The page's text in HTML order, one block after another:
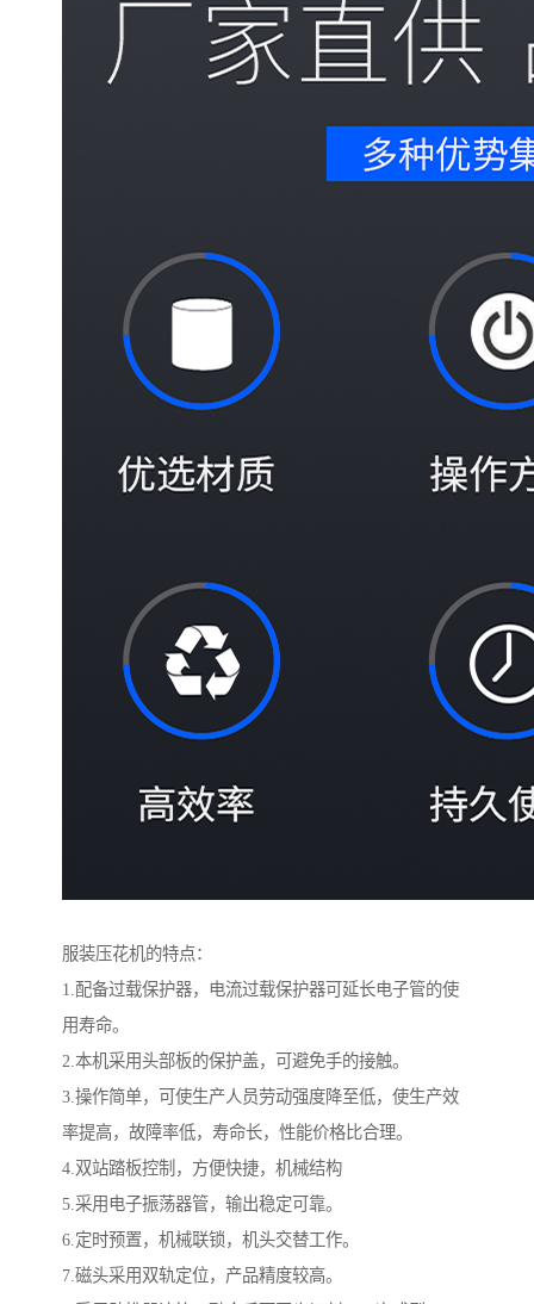
服装压花机的特点：
1.配备过载保护器，电流过载保护器可延长电子管的使
用寿命。
2.本机采用头部板的保护盖，可避免手的接触。
3.操作简单，可使生产人员劳动强度降至低，使生产效
率提高，故障率低，寿命长，性能价格比合理。
4.双站踏板控制，方便快捷，机械结构
5.采用电子振荡器管，输出稳定可靠。
6.定时预置，机械联锁，机头交替工作。
7.磁头采用双轨定位，产品精度较高。